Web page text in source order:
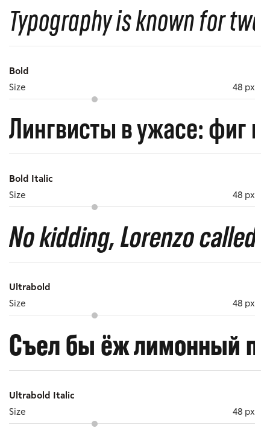
Typography is known for
Bold
Size
48 px
Лингвисты в ужасе: фиг
Bold Italic
Size
48 px
No kidding, Lorenzo
Ultrabold
Size
48 px
Съел бы ёж лимонный
Ultrabold Italic
Size
48 px